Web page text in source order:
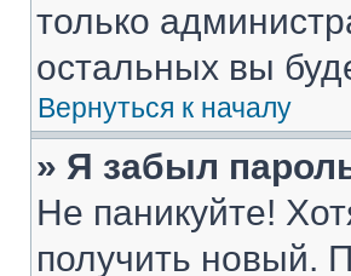
только
остальных вы
Вернуться к началу
» Я забыл
Не паникуйте!
получить новый.